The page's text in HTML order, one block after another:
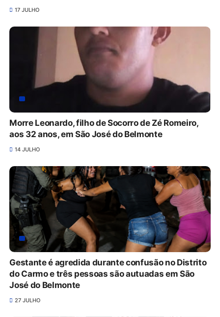
17 JULHO
Morre Leonardo, filho de Socorro de Zé Romeiro,
aos 32 anos, em São José do Belmonte
14 JULHO
Gestante é agredida durante confusão no Distrito
do Carmo e três pessoas são autuadas em São
José do Belmonte
27 JULHO